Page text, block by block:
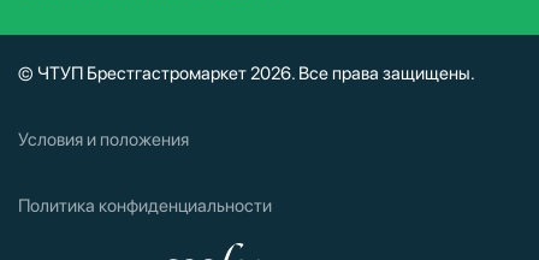
© ЧТУП Брестгастромаркет 2026. Все права защищены.
Условия и положения
Политика конфиденциальности